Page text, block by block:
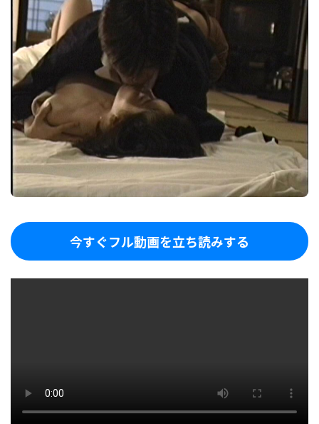
今すぐフル動画を立ち読みする